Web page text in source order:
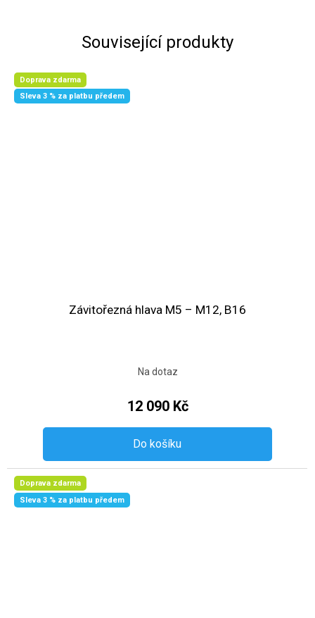
Související produkty
Doprava zdarma
Sleva 3 % za platbu předem
Závitořezná hlava M5 – M12, B16
Na dotaz
12 090 Kč
Do košíku
Doprava zdarma
Sleva 3 % za platbu předem